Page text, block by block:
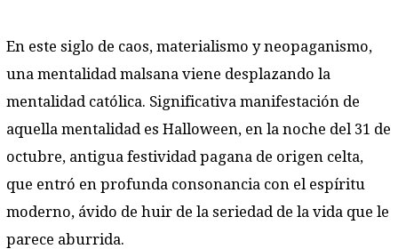
En este siglo de caos, materialismo y neopaganismo,
una mentalidad malsana viene desplazando la
mentalidad católica. Significativa manifestación de
aquella mentalidad es Halloween, en la noche del 31 de
octubre, antigua festividad pagana de origen celta,
que entró en profunda consonancia con el espíritu
moderno, ávido de huir de la seriedad de la vida que le
parece aburrida.